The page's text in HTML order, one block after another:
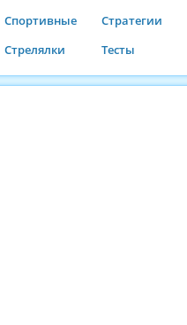
Спортивные
Стратегии
Стрелялки
Тесты